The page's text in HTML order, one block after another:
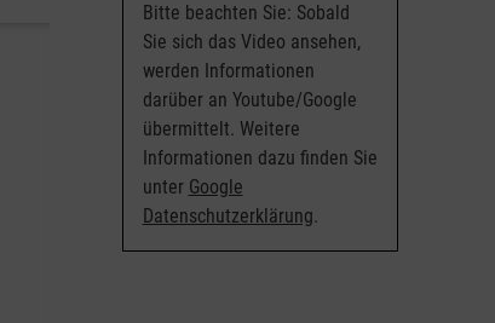
Bitte beachten Sie: Sobald
Sie sich das Video ansehen,
werden Informationen
darüber an Youtube/Google
übermittelt. Weitere
Informationen dazu finden Sie
unter Google
Datenschutzerklärung.